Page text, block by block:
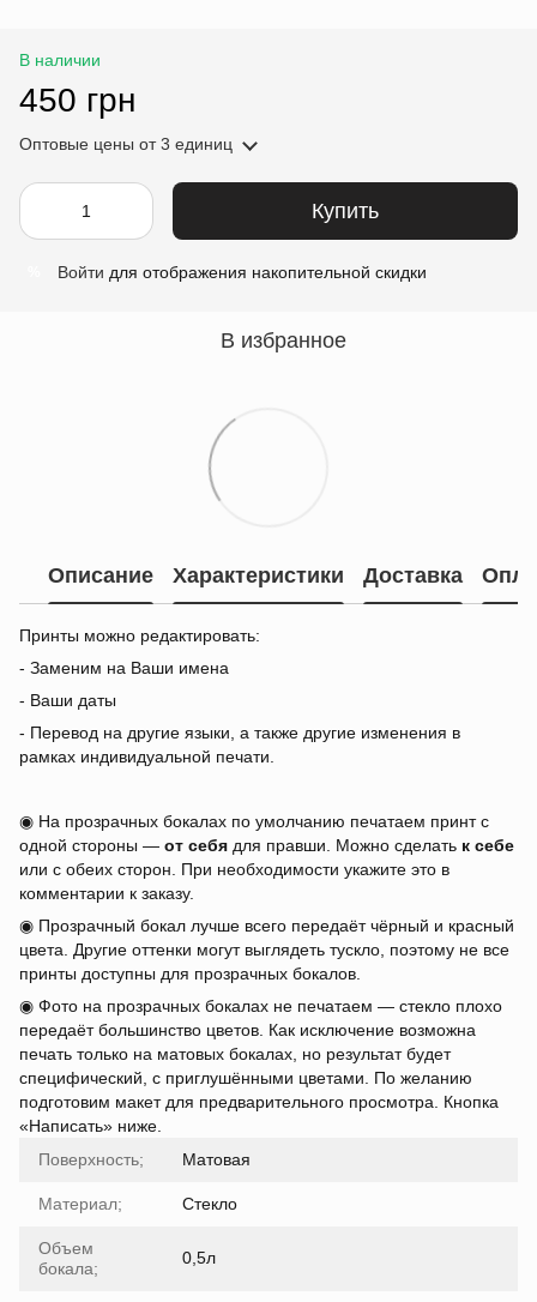
В наличии
450 грн
Оптовые цены от 3 единиц
Купить
Войти для отображения накопительной скидки
В избранное
Описание Характеристики Доставка
Принты можно редактировать:
- Заменим на Ваши имена
- Ваши даты
- Перевод на другие языки, а также другие изменения в
рамках индивидуальной печати.
◉ На прозрачных бокалах по умолчанию печатаем принт с
одной стороны — от себя для правши. Можно сделать к себе
или с обеих сторон. При необходимости укажите это в
комментарии к заказу.
◉ Прозрачный бокал лучше всего передаёт чёрный и красный
цвета. Другие оттенки могут выглядеть тускло, поэтому не все
принты доступны для прозрачных бокалов.
◉ Фото на прозрачных бокалах не печатаем — стекло плохо
передаёт большинство цветов. Как исключение возможна
печать только на матовых бокалах, но результат будет
специфический, с приглушёнными цветами. По желанию
подготовим макет для предварительного просмотра. Кнопка
«Написать» ниже.
Поверхность;
Матовая
Материал; Стекло
Объем
бокала;
0,5л